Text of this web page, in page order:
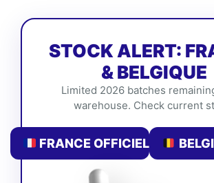
STOCK ALERT:
& BELGIQUE
Limited 2026 batches
warehouse. Check current
FRANCE OFFICIEL